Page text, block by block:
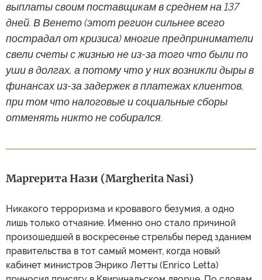
выплаты своим поставщикам в среднем на 137
дней. В Венето (этот регион сильнее всего
пострадал от кризиса) многие предприниматели
свели счеты с жизнью не из-за того что были по
уши в долгах, а потому что у них возникли дыры в
финансах из-за задержек в платежах клиентов,
при том что налоговые и социальные сборы
отменять никто не собирался.
Маргерита Нази (Margherita Nasi)
Никакого терроризма и кровавого безумия, а одно
лишь только отчаяние. Именно оно стало причиной
произошедшей в воскресенье стрельбы перед зданием
правительства в тот самый момент, когда новый
кабинет министров Энрико Летты (Enrico Letta)